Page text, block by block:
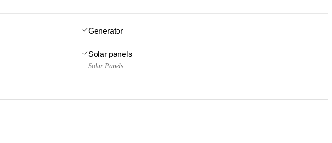
Generator
Solar panels
Solar Panels